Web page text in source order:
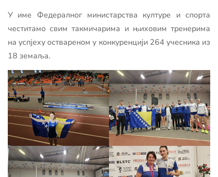
У име Федералног министарства културе и спорта
честитамо свим такмичарима и њиховим тренерима
на успјеху оствареном у конкуренцији 264 учесника из
18 земаља.